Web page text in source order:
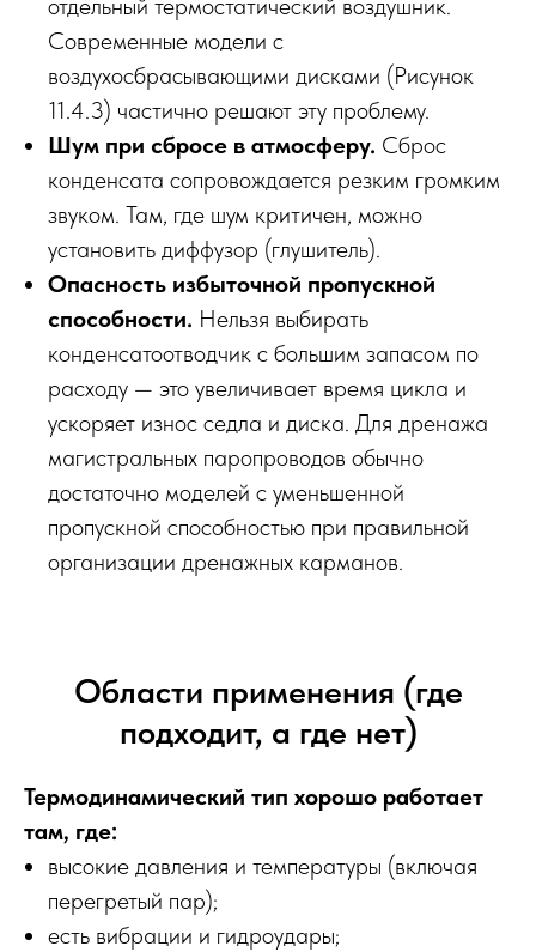
отдельный термостатический воздушник.
Современные модели с
воздухосбрасывающими дисками (Рисунок
11.4.3) частично решают эту проблему.
Шум при сбросе в атмосферу. Сброс
конденсата сопровождается резким громким
звуком. Там, где шум критичен, можно
установить диффузор (глушитель).
Опасность избыточной пропускной
способности. Нельзя выбирать
конденсатоотводчик с большим запасом по
расходу — это увеличивает время цикла и
ускоряет износ седла и диска. Для дренажа
магистральных паропроводов обычно
достаточно моделей с уменьшенной
пропускной способностью при правильной
организации дренажных карманов.
Области применения (где
подходит, а где нет)
Термодинамический тип хорошо работает
там, где:
высокие давления и температуры (включая
перегретый пар);
есть вибрации и гидроудары;